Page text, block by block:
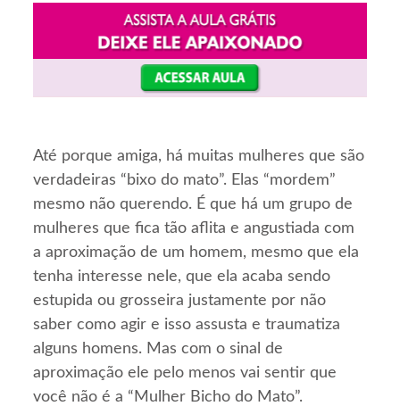
Até porque amiga, há muitas mulheres que são
verdadeiras “bixo do mato”. Elas “mordem”
mesmo não querendo. É que há um grupo de
mulheres que fica tão aflita e angustiada com
a aproximação de um homem, mesmo que ela
tenha interesse nele, que ela acaba sendo
estupida ou grosseira justamente por não
saber como agir e isso assusta e traumatiza
alguns homens. Mas com o sinal de
aproximação ele pelo menos vai sentir que
você não é a “Mulher Bicho do Mato”.